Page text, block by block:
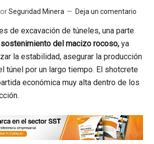
Seguridad Minera Deja un comentario
de excavación de túneles, una parte
sostenimiento del macizo rocoso, ya
la estabilidad, asegurar la producción
túnel por un largo tiempo. El shotcrete
económica muy alta dentro de los